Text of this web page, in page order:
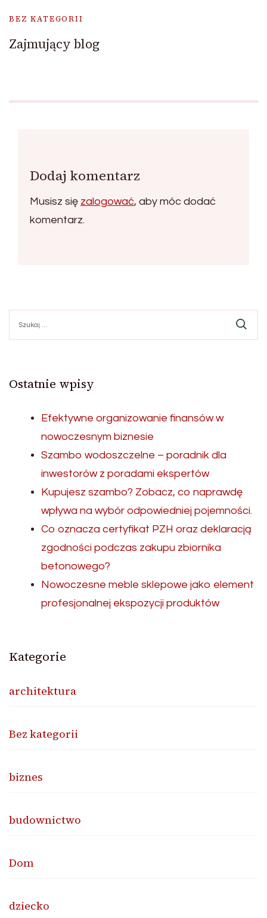
BEZ KATEGORII
Zajmujący blog
Dodaj komentarz
Musisz się zalogować, aby móc dodać
komentarz.
Ostatnie wpisy
Efektywne organizowanie finansów w
nowoczesnym biznesie
Szambo wodoszczelne – poradnik dla
inwestorów z poradami ekspertów
Kupujesz szambo? Zobacz, co naprawdę
wpływa na wybór odpowiedniej pojemności.
Co oznacza certyfikat PZH oraz deklaracją
zgodności podczas zakupu zbiornika
betonowego?
Nowoczesne meble sklepowe jako element
profesjonalnej ekspozycji produktów
Kategorie
architektura
Bez kategorii
biznes
budownictwo
Dom
dziecko